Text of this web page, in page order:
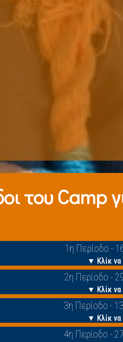
τoυ Camp
1η Περίοδο -
▼ Κλίκ να
2η Περίοδο -
▼ Κλίκ να
3η Περίοδο -
▼ Κλίκ να
4η Περίοδο -